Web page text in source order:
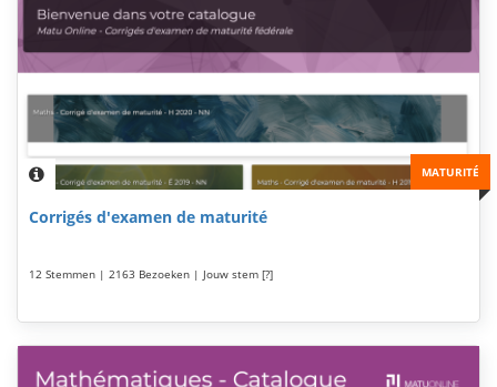
MATURITÉ
Corrigés d'examen de maturité
12 Stemmen | 2163 Bezoeken | Jouw stem [?]